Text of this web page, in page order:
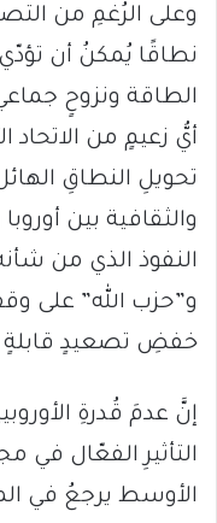
وعلى الرُغمِ من
نطاقًا يُمكنُ أن
الطاقة ونزوحٍ
أيُّ زعيمٍ من الاتحاد
تحويلِ النطاقِ
والثقافية بين
النفوذ الذي من
و”حزب الله” على
خفضِ تصعيدٍ قابلةٍ
إنَّ عدمَ قُدرةِ
التأثيرِ الفعّال في
الأوسط يرجعُ في